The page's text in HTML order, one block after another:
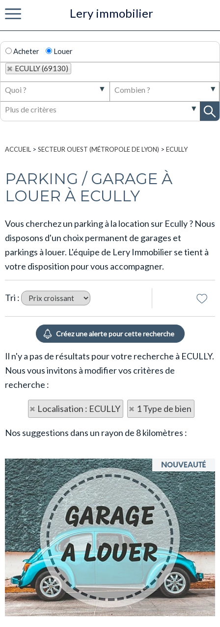
Lery immobilier
Acheter
Louer
ECULLY (69130)
ACCUEIL > SECTEUR OUEST (MÉTROPOLE DE LYON) > ECULLY
PARKING / GARAGE À
LOUER À ECULLY
Vous cherchez un parking à la location sur Ecully ? Nous
disposons d'un choix permanent de garages et
parkings à louer. L'équipe de Lery Immobilier se tient à
votre disposition pour vous accompagner.
Tri :
Il n'y a pas de résultats pour votre recherche à ECULLY.
Nous vous invitons à modifier vos critères de
recherche :
Localisation : ECULLY 1 Type de bien
Nos suggestions dans un rayon de 8 kilomètres :